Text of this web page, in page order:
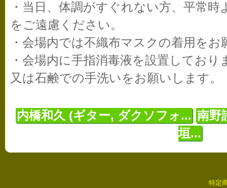
・当日、体調がすぐれない方、平常
をご遠慮ください。
・会場内では不織布マスクの着用をお
・会場内に手指消毒液を設置してお
又は石鹸での手洗いをお願いします。
内橋和久 (ギター, ダクソフォ... 南野
垣...
特定